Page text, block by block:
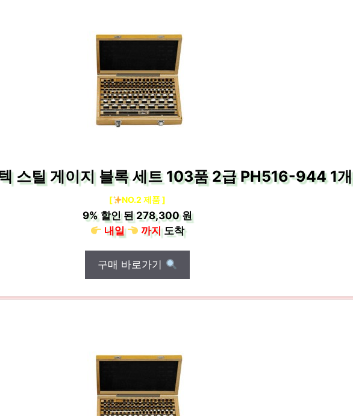
스틸 게이지 블록 세트 103품 2급 PH516-944 1개
[ NO.2 제품 ]
9%할인 된278,300 원
내일
까지도착
구매 바로가기